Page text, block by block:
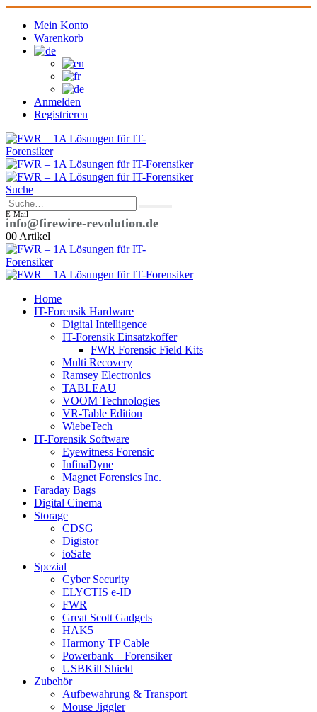
Mein Konto
Warenkorb
Anmelden
Registrieren
Suche
E-Mail
info@firewire-revolution.de
00 Artikel
Home
IT-Forensik Hardware
Digital Intelligence
IT-Forensik Einsatzkoffer
FWR Forensic Field Kits
Multi Recovery
Ramsey Electronics
TABLEAU
VOOM Technologies
VR-Table Edition
WiebeTech
IT-Forensik Software
Eyewitness Forensic
InfinaDyne
Magnet Forensics Inc.
Faraday Bags
Digital Cinema
Storage
CDSG
Digistor
ioSafe
Spezial
Cyber Security
ELYCTIS e-ID
FWR
Great Scott Gadgets
HAK5
Harmony TP Cable
Powerbank – Forensiker
USBKill Shield
Zubehör
Aufbewahrung & Transport
Mouse Jiggler